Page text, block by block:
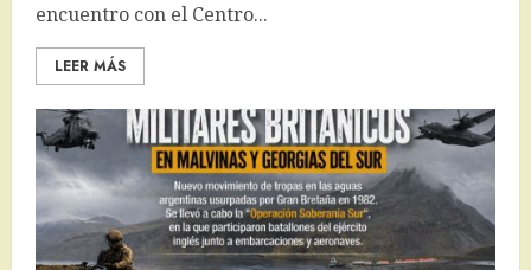
encuentro con el Centro...
LEER MÁS